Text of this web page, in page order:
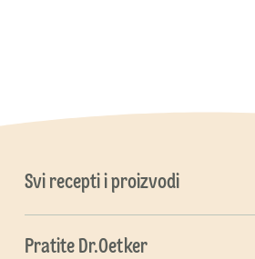
Svi recepti i proizvodi
Pratite Dr.Oetker